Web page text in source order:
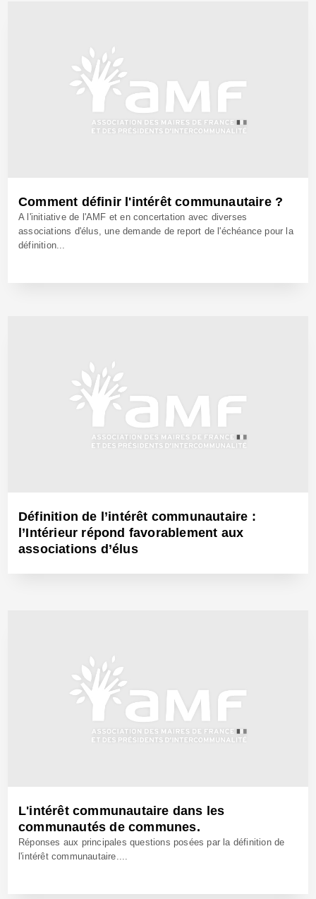
Comment définir l'intérêt communautaire ?
A l'initiative de l'AMF et en concertation avec diverses
associations d'élus, une demande de report de l'échéance pour la
définition...
Définition de l’intérêt communautaire :
l’Intérieur répond favorablement aux
associations d’élus
L'intérêt communautaire dans les
communautés de communes.
Réponses aux principales questions posées par la définition de
l'intérêt communautaire....